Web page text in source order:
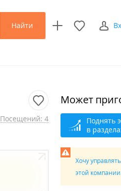
Найти
Посещений: 4
Может
Поднять
в
Хочу
этой